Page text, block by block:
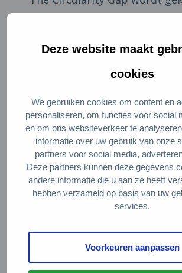
Deze website maakt
cookies
We gebruiken cookies om content en
personaliseren, om functies voor social
en om ons websiteverkeer te
informatie over uw gebruik van onze
partners voor social media,
Deze partners kunnen deze gegevens
andere informatie die u aan ze heeft
hebben verzameld op basis van uw
services.
Voorkeuren aanpassen
terugkeert in de economie.
dus om een hoogover meting
uit ongeveer 200 grote en
bedrijven uit de hele wereld
een meetstrategie die
voor bedrijven. Het maakt
of deze bedrijven groot of
het is natuurlijk wel lastiger
volgen, aangezien die best